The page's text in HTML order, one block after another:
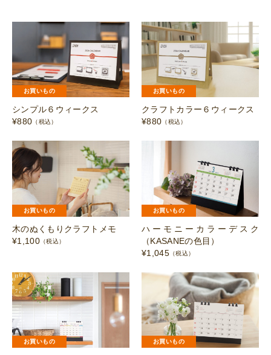
お買いもの
シンプル６ウィークス
¥880 （税込）
お買いもの
クラフトカラー６ウィークス
¥880 （税込）
お買いもの
木のぬくもりクラフトメモ
¥1,100 （税込）
お買いもの
ハーモニーカラーデスク
（KASANEの色目）
¥1,045 （税込）
お買いもの お買いもの